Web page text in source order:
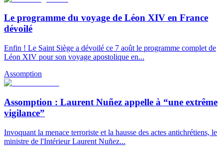
Le programme du voyage de Léon XIV en France
dévoilé
Enfin ! Le Saint Siège a dévoilé ce 7 août le programme complet de
Léon XIV pour son voyage apostolique en...
Assomption
Assomption : Laurent Nuñez appelle à “une extrême
vigilance”
Invoquant la menace terroriste et la hausse des actes antichrétiens, le
ministre de l'Intérieur Laurent Nuñez...